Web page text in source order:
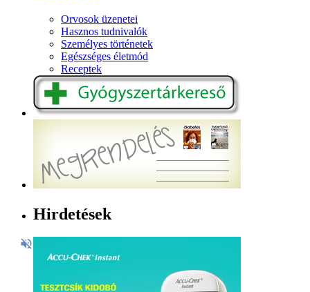
Orvosok üzenetei
Hasznos tudnivalók
Személyes történetek
Egészséges életmód
Receptek
Hirdetések